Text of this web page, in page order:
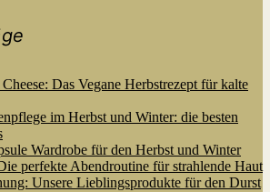
Das Vegane Herbstrezept für kalte
im Herbst und Winter: die besten
Wardrobe für den Herbst und Winter
perfekte Abendroutine für strahlende Haut
Unsere Lieblingsprodukte für den Durst